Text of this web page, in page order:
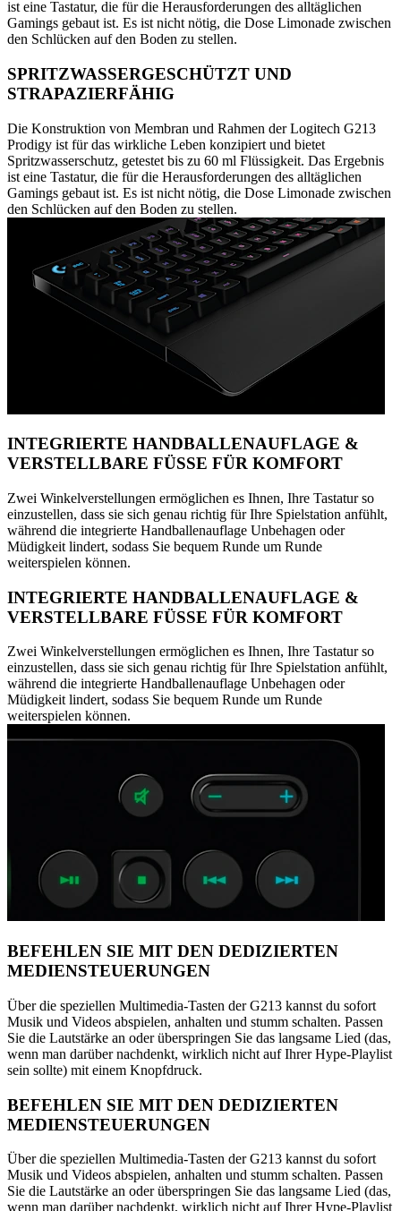
ist eine Tastatur, die für die Herausforderungen des alltäglichen
Gamings gebaut ist. Es ist nicht nötig, die Dose Limonade zwischen
den Schlücken auf den Boden zu stellen.
SPRITZWASSERGESCHÜTZT UND
STRAPAZIERFÄHIG
Die Konstruktion von Membran und Rahmen der Logitech G213
Prodigy ist für das wirkliche Leben konzipiert und bietet
Spritzwasserschutz, getestet bis zu 60 ml Flüssigkeit. Das Ergebnis
ist eine Tastatur, die für die Herausforderungen des alltäglichen
Gamings gebaut ist. Es ist nicht nötig, die Dose Limonade zwischen
den Schlücken auf den Boden zu stellen.
INTEGRIERTE HANDBALLENAUFLAGE &
VERSTELLBARE FÜSSE FÜR KOMFORT
Zwei Winkelverstellungen ermöglichen es Ihnen, Ihre Tastatur so
einzustellen, dass sie sich genau richtig für Ihre Spielstation anfühlt,
während die integrierte Handballenauflage Unbehagen oder
Müdigkeit lindert, sodass Sie bequem Runde um Runde
weiterspielen können.
INTEGRIERTE HANDBALLENAUFLAGE &
VERSTELLBARE FÜSSE FÜR KOMFORT
Zwei Winkelverstellungen ermöglichen es Ihnen, Ihre Tastatur so
einzustellen, dass sie sich genau richtig für Ihre Spielstation anfühlt,
während die integrierte Handballenauflage Unbehagen oder
Müdigkeit lindert, sodass Sie bequem Runde um Runde
weiterspielen können.
BEFEHLEN SIE MIT DEN DEDIZIERTEN
MEDIENSTEUERUNGEN
Über die speziellen Multimedia-Tasten der G213 kannst du sofort
Musik und Videos abspielen, anhalten und stumm schalten. Passen
Sie die Lautstärke an oder überspringen Sie das langsame Lied (das,
wenn man darüber nachdenkt, wirklich nicht auf Ihrer Hype-Playlist
sein sollte) mit einem Knopfdruck.
BEFEHLEN SIE MIT DEN DEDIZIERTEN
MEDIENSTEUERUNGEN
Über die speziellen Multimedia-Tasten der G213 kannst du sofort
Musik und Videos abspielen, anhalten und stumm schalten. Passen
Sie die Lautstärke an oder überspringen Sie das langsame Lied (das,
wenn man darüber nachdenkt, wirklich nicht auf Ihrer Hype-Playlist